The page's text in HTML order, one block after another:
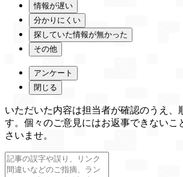
情報が遅い
分かりにくい
探していた情報が無かった
その他
アンケート
閉じる
いただいた内容は担当者が確認のうえ、
す。個々のご意見にはお返事できないこ
さいませ。